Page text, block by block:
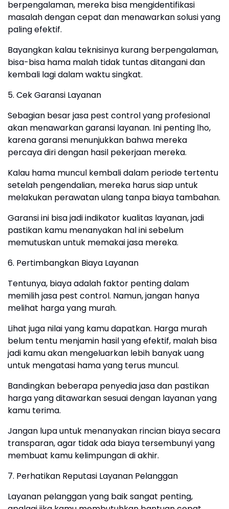
berpengalaman, mereka bisa mengidentifikasi
masalah dengan cepat dan menawarkan solusi yang
paling efektif.
Bayangkan kalau teknisinya kurang berpengalaman,
bisa-bisa hama malah tidak tuntas ditangani dan
kembali lagi dalam waktu singkat.
5. Cek Garansi Layanan
Sebagian besar jasa pest control yang profesional
akan menawarkan garansi layanan. Ini penting lho,
karena garansi menunjukkan bahwa mereka
percaya diri dengan hasil pekerjaan mereka.
Kalau hama muncul kembali dalam periode tertentu
setelah pengendalian, mereka harus siap untuk
melakukan perawatan ulang tanpa biaya tambahan.
Garansi ini bisa jadi indikator kualitas layanan, jadi
pastikan kamu menanyakan hal ini sebelum
memutuskan untuk memakai jasa mereka.
6. Pertimbangkan Biaya Layanan
Tentunya, biaya adalah faktor penting dalam
memilih jasa pest control. Namun, jangan hanya
melihat harga yang murah.
Lihat juga nilai yang kamu dapatkan. Harga murah
belum tentu menjamin hasil yang efektif, malah bisa
jadi kamu akan mengeluarkan lebih banyak uang
untuk mengatasi hama yang terus muncul.
Bandingkan beberapa penyedia jasa dan pastikan
harga yang ditawarkan sesuai dengan layanan yang
kamu terima.
Jangan lupa untuk menanyakan rincian biaya secara
transparan, agar tidak ada biaya tersembunyi yang
membuat kamu kelimpungan di akhir.
7. Perhatikan Reputasi Layanan Pelanggan
Layanan pelanggan yang baik sangat penting,